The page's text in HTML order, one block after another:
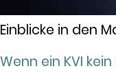
Einblicke in den
Wenn ein KVI kein